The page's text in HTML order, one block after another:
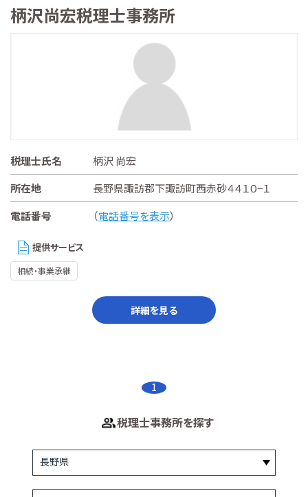
柄沢尚宏税理士事務所
税理士氏名
柄沢 尚宏
所在地
長野県諏訪郡下諏訪町西赤砂４４１０−１
電話番号
（電話番号を表示）
提供サービス
相続・事業承継
詳細を見る
1
税理士事務所を探す